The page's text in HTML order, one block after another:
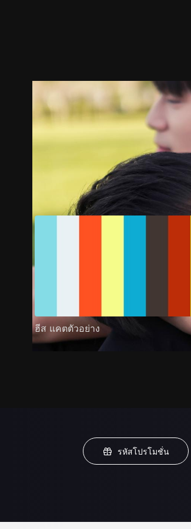
ภาพนิ่ง เนื้อหาที่แนะนำ
ฮีส แคตตัวอย่าง
รหัสโปรโมชั่น